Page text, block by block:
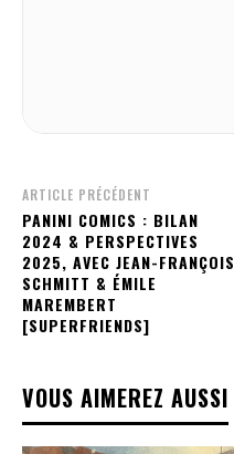
ARTICLE PRÉCÉDENT
PANINI COMICS : BILAN
2024 & PERSPECTIVES
2025, AVEC JEAN-FRANÇOIS
SCHMITT & ÉMILE
MAREMBERT
[SUPERFRIENDS]
VOUS AIMEREZ AUSSI